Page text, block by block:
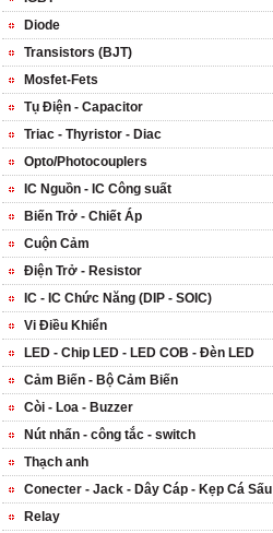
Diode
Transistors (BJT)
Mosfet-Fets
Tụ Điện - Capacitor
Triac - Thyristor - Diac
Opto/Photocouplers
IC Nguồn - IC Công suất
Biến Trở - Chiết Áp
Cuộn Cảm
Điện Trở - Resistor
IC - IC Chức Năng (DIP - SOIC)
Vi Điều Khiển
LED - Chip LED - LED COB - Đèn LED
Cảm Biến - Bộ Cảm Biến
Còi - Loa - Buzzer
Nút nhấn - công tắc - switch
Thạch anh
Conecter - Jack - Dây Cáp - Kẹp Cá Sấu
Relay